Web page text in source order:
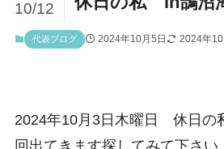
10/12
代表ブログ 2024年10月5日 2024年10
2024年10月3日木曜日 休日